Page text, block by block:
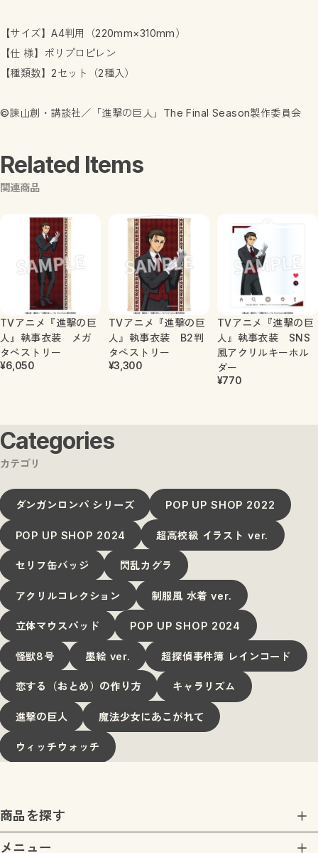
【サイズ】A4判用（220mm×310mm）
【仕 様】ポリプロピレン
【種類数】2セット（2種入）
©諫山創・講談社／「進撃の巨人」The Final Season製作委員会
Related Items
関連商品
TVアニメ『進撃の巨
人』執事衣装 メガ
タペストリー
¥6,050
TVアニメ『進撃の巨
人』執事衣装 B2判
タペストリー
¥3,300
TVアニメ『進撃の巨
人』執事衣装 SNS
風アクリルキーホル
ダー
¥770
Categories
カテゴリ
ダンガンロンパ シリーズ POP UP SHOP 2022
POP UP SHOP 2024 超高校級 イラスト ver.
セリフ缶バッジ 閃乱カグラ
アクリルコレクション 制服風 水着 ver.
立体マウスパッド POP UP SHOP 2024
怪獣8号 墨絵 ver. 超探偵事件簿 レインコード
恋する（おとめ）の作り方 キャラリズム
進撃の巨人 魔法少女にあこがれて
ウィッチウォッチ
商品を探す
商品一覧
メニュー